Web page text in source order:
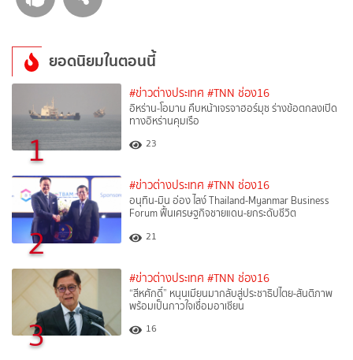
ยอดนิยมในตอนนี้
1
#ข่าวต่างประเทศ #TNN ช่อง16
อิหร่าน-โอมาน คืบหน้าเจรจาฮอร์มุซ ร่างข้อตกลงเปิด
ทางอิหร่านคุมเรือ
23
2
#ข่าวต่างประเทศ #TNN ช่อง16
อนุทิน-มิน อ่อง ไลง์ Thailand-Myanmar Business
Forum ฟื้นเศรษฐกิจชายแดน-ยกระดับชีวิต
21
3
#ข่าวต่างประเทศ #TNN ช่อง16
“สีหศักดิ์”​ หนุนเมียนมากลับสู่ประชาธิปไตย-สันติภาพ
พร้อมเป็นกาวใจเชื่อมอาเซียน
16